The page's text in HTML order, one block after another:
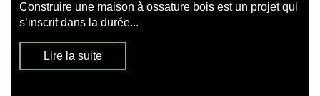
Construire une maison à ossature bois est un projet qui
s’inscrit dans la durée...
Lire la suite